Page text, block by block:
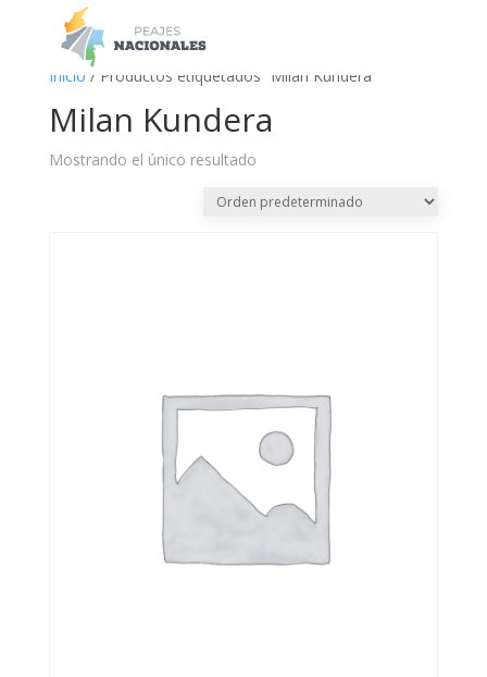
Inicio / Productos etiquetados “Milan Kundera”
Milan Kundera
Mostrando el único resultado